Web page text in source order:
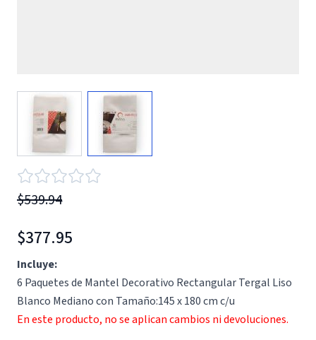
View larger imageView larger image
$539.94
$377.95
Incluye:
6 Paquetes de Mantel Decorativo Rectangular Tergal Liso
Blanco Mediano con Tamaño:145 x 180 cm c/u
En este producto, no se aplican cambios ni devoluciones.